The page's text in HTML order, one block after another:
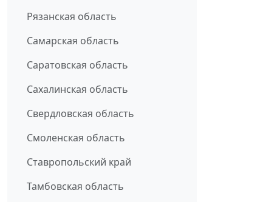
Рязанская область
Самарская область
Саратовская область
Сахалинская область
Свердловская область
Смоленская область
Ставропольский край
Тамбовская область